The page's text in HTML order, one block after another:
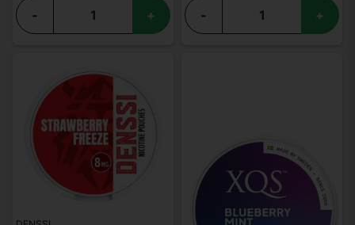
- + - +